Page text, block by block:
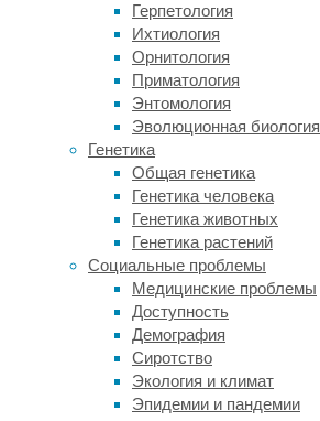
Герпетология
Ихтиология
Орнитология
Приматология
Энтомология
Эволюционная биология
Генетика
Общая генетика
Генетика человека
Генетика животных
Генетика растений
Социальные проблемы
Медицинские проблемы
Доступность
Демография
Сиротство
Экология и климат
Эпидемии и пандемии
Масштаб
таких
заболеваний
очень
велик:
каждые
три
секунды
планете
диагностируют
еще
один
случай
деменции.
Естественно,
ученые
пытаются